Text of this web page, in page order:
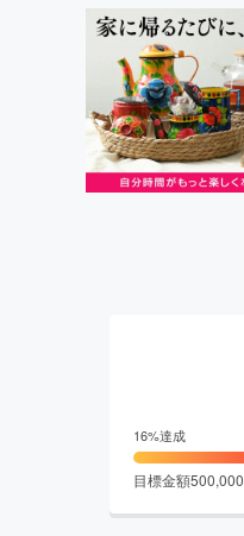
16%達成
目標金額500,000